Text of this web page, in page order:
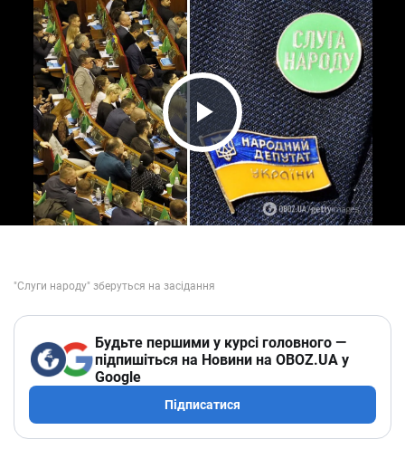
Play Video
Будьте першими у курсі головного —
підпишіться на Новини на OBOZ.UA у
Google
Підписатися